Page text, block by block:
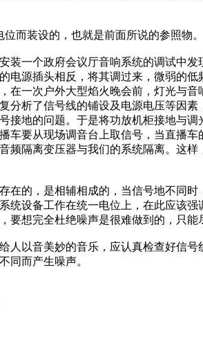
而装设的，也就是前面所说的参照物。
装一个政府会议厅音响系统的调试中
电源插头相反，将其调过来，微弱的
在一次户外大型焰火晚会前，灯光与
分析了信号线的铺设及电源电压等因
接地的问题。于是将功放机柜接地与
车要从现场调音台上取信号，当直播
频隔离变压器与我们的系统隔离。这
在的，是相辅相成的，当信号地不同
统设备工作在统一电位上，在此应该
要想完全杜绝噪声是很难做到的，只
人以音美妙的音乐，应认真检查好信
同而产生噪声。